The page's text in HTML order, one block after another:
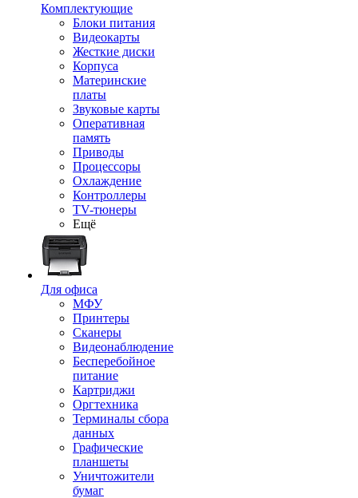
Комплектующие
Блоки питания
Видеокарты
Жесткие диски
Корпуса
Материнские
платы
Звуковые карты
Оперативная
память
Приводы
Процессоры
Охлаждение
Контроллеры
TV-тюнеры
Ещё
Для офиса
МФУ
Принтеры
Сканеры
Видеонаблюдение
Бесперебойное
питание
Картриджи
Оргтехника
Терминалы сбора
данных
Графические
планшеты
Уничтожители
бумаг